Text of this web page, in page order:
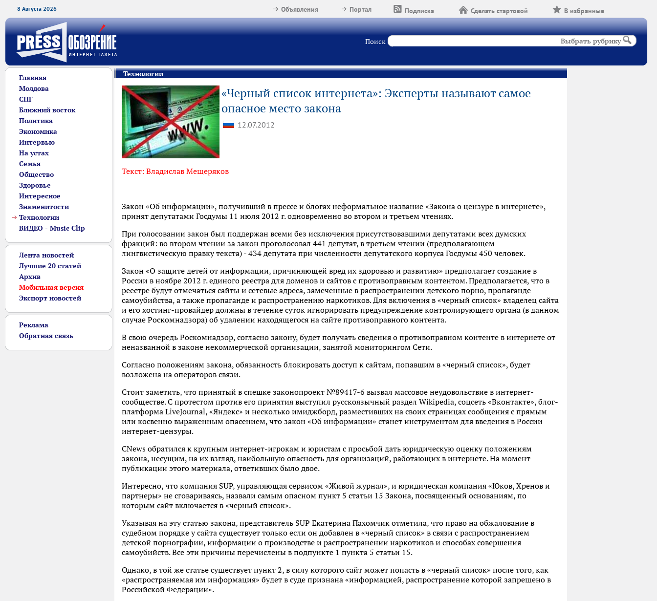
8 Августа 2026 В избранные
Сделать стартовой
Подписка
Портал
Объявления
Поиск Выбрать рубрику
Главная
Молдова
СНГ
Ближний восток
Политика
Экономика
Интервью
На устах
Семья
Общество
Здоровье
Интересное
Знаменитости
Технологии
ВИДЕО - Music Clip
Лента новостей
Лучшие 20 статей
Архив
Мобильная версия
Экспорт новостей
Реклама
Обратная связь
Технологии
«Черный список интернета»: Эксперты называют самое
опасное место закона
12.07.2012
Текст: Владислав Мещеряков
Закон «Об информации», получивший в прессе и блогах неформальное название «Закона о цензуре в интернете»,
принят депутатами Госдумы 11 июля 2012 г. одновременно во втором и третьем чтениях.
При голосовании закон был поддержан всеми без исключения присутствовавшими депутатами всех думских
фракций: во втором чтении за закон проголосовал 441 депутат, в третьем чтении (предполагающем
лингвистическую правку текста) - 434 депутата при численности депутатского корпуса Госдумы 450 человек.
Закон «О защите детей от информации, причиняющей вред их здоровью и развитию» предполагает создание в
России в ноябре 2012 г. единого реестра для доменов и сайтов с противоправным контентом. Предполагается, что в
реестре будут отмечаться сайты и сетевые адреса, замеченные в распространении детского порно, пропаганде
самоубийства, а также пропаганде и распространению наркотиков. Для включения в «черный список» владелец сайта
и его хостинг-провайдер должны в течение суток игнорировать предупреждение контролирующего органа (в данном
случае Роскомнадзора) об удалении находящегося на сайте противоправного контента.
В свою очередь Роскомнадзор, согласно закону, будет получать сведения о противоправном контенте в интернете от
неназванной в законе некоммерческой организации, занятой мониторингом Сети.
Согласно положениям закона, обязанность блокировать доступ к сайтам, попавшим в «черный список», будет
возложена на операторов связи.
Стоит заметить, что принятый в спешке законопроект №89417-6 вызвал массовое неудовольствие в интернет-
сообществе. С протестом против его принятия выступил русскоязычный раздел Wikipedia, соцсеть «Вконтакте», блог-
платформа LiveJournal, «Яндекс» и несколько имиджборд, разместивших на своих страницах сообщения с прямым
или косвенно выраженным опасением, что закон «Об информации» станет инструментом для введения в России
интернет-цензуры.
CNews обратился к крупным интернет-игрокам и юристам с просьбой дать юридическую оценку положениям
закона, несущим, на их взгляд, наибольшую опасность для организаций, работающих в интернете. На момент
публикации этого материала, ответивших было двое.
Интересно, что компания SUP, управляющая сервисом «Живой журнал», и юридическая компания «Юков, Хренов и
партнеры» не сговариваясь, назвали самым опасном пункт 5 статьи 15 Закона, посвященный основаниям, по
которым сайт включается в «черный список».
Указывая на эту статью закона, представитель SUP Екатерина Пахомчик отметила, что право на обжалование в
судебном порядке у сайта существует только если он добавлен в «черный список» в связи с распространением
детской порнографии, информации о производстве и распространении наркотиков и способах совершения
самоубийств. Все эти причины перечислены в подпункте 1 пункта 5 статьи 15.
Однако, в той же статье существует пункт 2, в силу которого сайт может попасть в «черный список» после того, как
«распространяемая им информация» будет в суде признана «информацией, распространение которой запрещено в
Российской Федерации».